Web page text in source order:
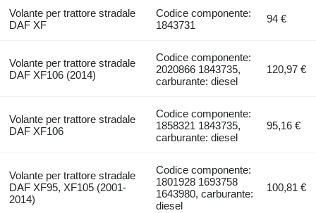
Volante per trattore stradale
DAF XF
Codice componente:
1843731
94 €
Volante per trattore stradale
DAF XF106 (2014)
Codice componente:
2020866 1843735,
carburante: diesel
120,97 €
Volante per trattore stradale
DAF XF106
Codice componente:
1858321 1843735,
carburante: diesel
95,16 €
Volante per trattore stradale
DAF XF95, XF105 (2001-
2014)
Codice componente:
1801928 1693758
1643980, carburante:
diesel
100,81 €